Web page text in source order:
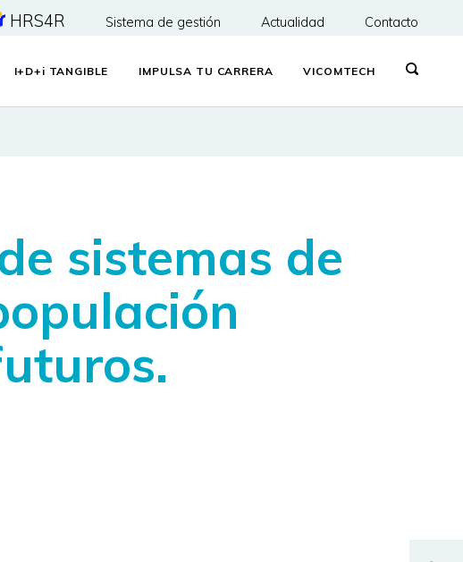
HRS4R Sistema de gestión Actualidad Contacto
I+D+ i TANGIBLE IMPULSA TU CARRERA VICOMTECH
sistemas de